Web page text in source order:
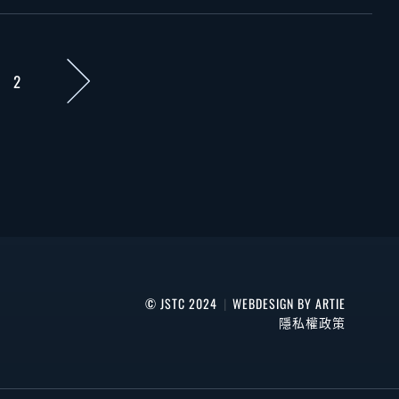
2
© JSTC 2024 | WEBDESIGN BY ARTIE
隱私權政策